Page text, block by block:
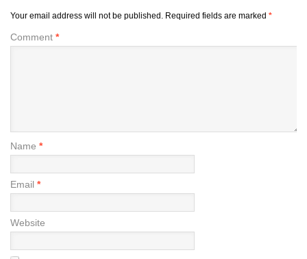
Your email address will not be published. Required fields are marked *
Comment *
Name *
Email *
Website